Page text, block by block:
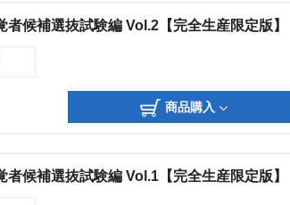
候補選抜試験編 Vol.2【完全生産限定版】
商品購入
候補選抜試験編 Vol.1【完全生産限定版】